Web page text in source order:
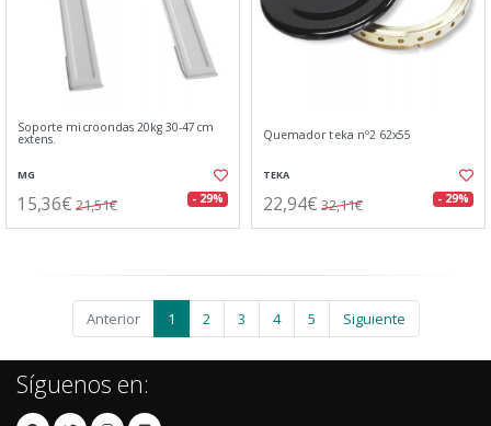
Soporte microondas 20kg 30-47cm
extens.
MG
15,36€ 21,51€ - 29%
Quemador teka nº2 62x55
TEKA
22,94€ 32,11€ - 29%
Anterior 1 2 3 4 5 Siguiente
Síguenos en: